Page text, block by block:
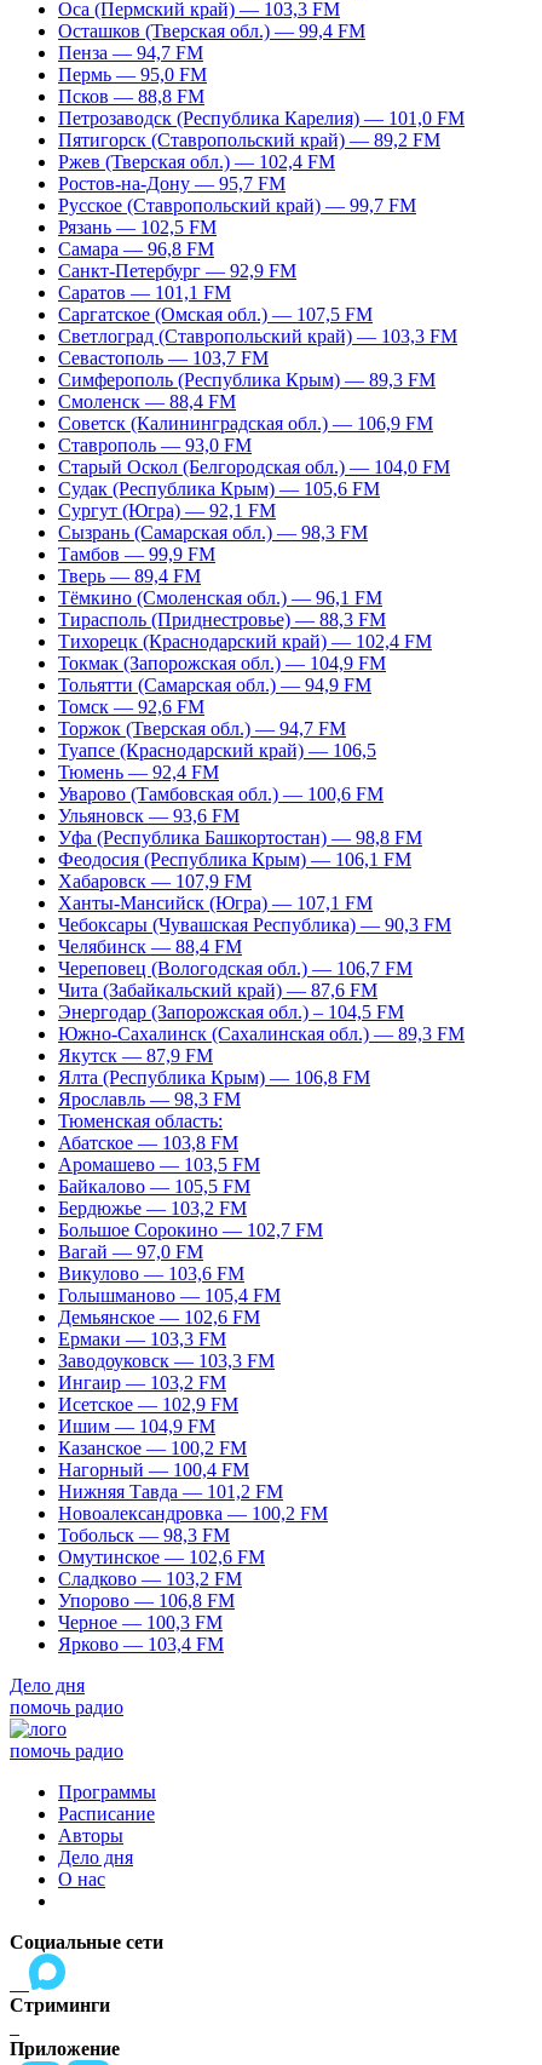
Оса (Пермский край) — 103,3 FM
Осташков (Тверская обл.) — 99,4 FM
Пенза — 94,7 FM
Пермь — 95,0 FM
Псков — 88,8 FM
Петрозаводск (Республика Карелия) — 101,0 FM
Пятигорск (Ставропольский край) — 89,2 FM
Ржев (Тверская обл.) — 102,4 FM
Ростов-на-Дону — 95,7 FM
Русское (Ставропольский край) — 99,7 FM
Рязань — 102,5 FM
Самара — 96,8 FM
Санкт-Петербург — 92,9 FM
Саратов — 101,1 FM
Саргатское (Омская обл.) — 107,5 FM
Светлоград (Ставропольский край) — 103,3 FM
Севастополь — 103,7 FM
Симферополь (Республика Крым) — 89,3 FM
Смоленск — 88,4 FM
Советск (Калининградская обл.) — 106,9 FM
Ставрополь — 93,0 FM
Старый Оскол (Белгородская обл.) — 104,0 FM
Судак (Республика Крым) — 105,6 FM
Сургут (Югра) — 92,1 FM
Сызрань (Самарская обл.) — 98,3 FM
Тамбов — 99,9 FM
Тверь — 89,4 FM
Тёмкино (Смоленская обл.) — 96,1 FM
Тирасполь (Приднестровье) — 88,3 FM
Тихорецк (Краснодарский край) — 102,4 FM
Токмак (Запорожская обл.) — 104,9 FM
Тольятти (Самарская обл.) — 94,9 FM
Томск — 92,6 FM
Торжок (Тверская обл.) — 94,7 FM
Туапсе (Краснодарский край) — 106,5
Тюмень — 92,4 FM
Уварово (Тамбовская обл.) — 100,6 FM
Ульяновск — 93,6 FM
Уфа (Республика Башкортостан) — 98,8 FM
Феодосия (Республика Крым) — 106,1 FM
Хабаровск — 107,9 FM
Ханты-Мансийск (Югра) — 107,1 FM
Чебоксары (Чувашская Республика) — 90,3 FM
Челябинск — 88,4 FM
Череповец (Вологодская обл.) — 106,7 FM
Чита (Забайкальский край) — 87,6 FM
Энергодар (Запорожская обл.) – 104,5 FM
Южно-Сахалинск (Сахалинская обл.) — 89,3 FM
Якутск — 87,9 FM
Ялта (Республика Крым) — 106,8 FM
Ярославль — 98,3 FM
Тюменская область:
Абатское — 103,8 FM
Аромашево — 103,5 FM
Байкалово — 105,5 FM
Бердюжье — 103,2 FM
Большое Сорокино — 102,7 FM
Вагай — 97,0 FM
Викулово — 103,6 FM
Голышманово — 105,4 FM
Демьянское — 102,6 FM
Ермаки — 103,3 FM
Заводоуковск — 103,3 FM
Ингаир — 103,2 FM
Исетское — 102,9 FM
Ишим — 104,9 FM
Казанское — 100,2 FM
Нагорный — 100,4 FM
Нижняя Тавда — 101,2 FM
Новоалександровка — 100,2 FM
Тобольск — 98,3 FM
Омутинское — 102,6 FM
Сладково — 103,2 FM
Упорово — 106,8 FM
Черное — 100,3 FM
Ярково — 103,4 FM
Дело дня
помочь радио
помочь радио
Программы
Расписание
Авторы
Дело дня
О нас
Социальные сети
Стриминги
Приложение